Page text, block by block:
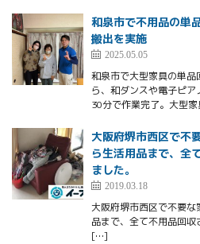
和泉市で不用品の単
搬出を実施
2025.05.05
和泉市で大型家具の単
ら、和ダンスや電子ピア
30分で作業完了。大型
大阪府堺市西区で不
ら生活用品まで、全
ました。
2019.03.18
大阪府堺市西区で不要
品まで、全て不用品回
[…]